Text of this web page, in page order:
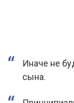
Иначе не
сына.